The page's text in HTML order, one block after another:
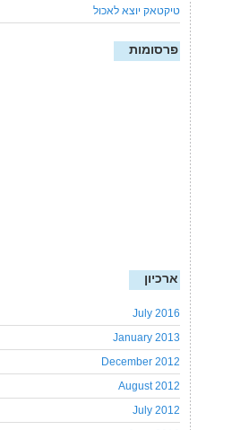
טיקטאק יוצא לאכול
פרסומות
ארכיון
July 2016
January 2013
December 2012
August 2012
July 2012